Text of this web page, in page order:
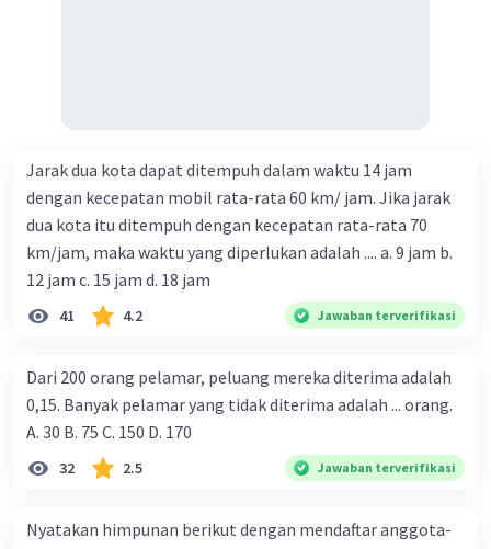
Jarak dua kota dapat ditempuh dalam waktu 14 jam
dengan kecepatan mobil rata-rata 60 km/ jam. Jika jarak
dua kota itu ditempuh dengan kecepatan rata-rata 70
km/jam, maka waktu yang diperlukan adalah .... a. 9 jam b.
12 jam c. 15 jam d. 18 jam
41 4.2 Jawaban terverifikasi
Dari 200 orang pelamar, peluang mereka diterima adalah
0,15. Banyak pelamar yang tidak diterima adalah ... orang.
A. 30 B. 75 C. 150 D. 170
32 2.5 Jawaban terverifikasi
Nyatakan himpunan berikut dengan mendaftar anggota-